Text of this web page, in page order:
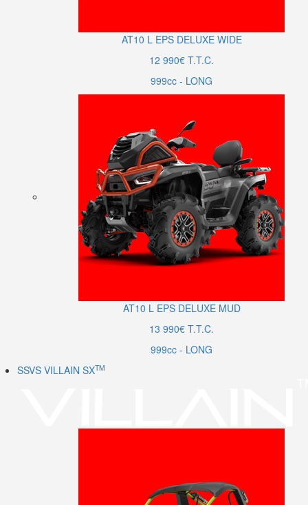
AT10 L EPS DELUXE WIDE
12 990€ T.T.C.
999cc - LONG
AT10 L EPS DELUXE MUD
13 990€ T.T.C.
999cc - LONG
SSVS VILLAIN SXTM